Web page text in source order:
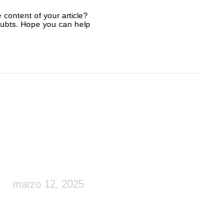
content of your article?
Hope you can help
marzo 12, 2025